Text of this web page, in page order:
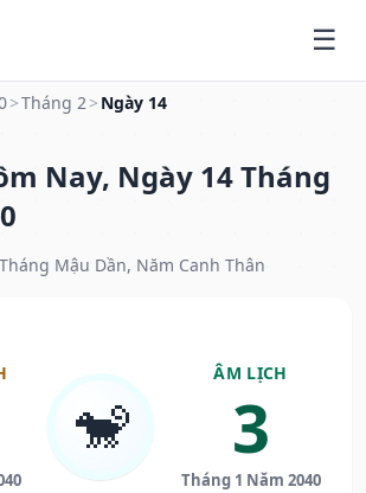
>Tháng 2> Ngày 14
Nay, Ngày 14 Tháng
Mậu Dần, Năm Canh Thân
🐒
ÂM LỊCH
3
Tháng 1 Năm 2040